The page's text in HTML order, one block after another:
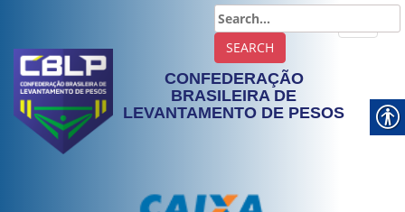
CONFEDERAÇÃO
BRASILEIRA DE
LEVANTAMENTO DE PESOS